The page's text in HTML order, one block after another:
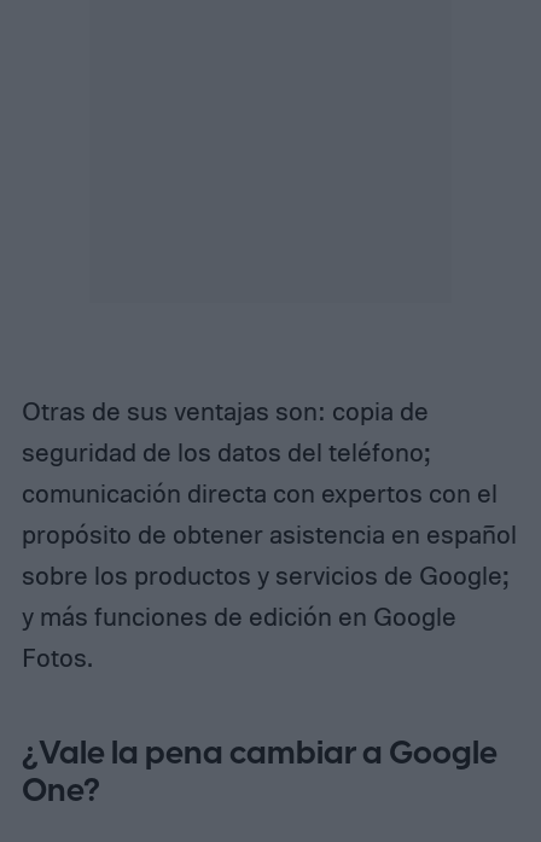
Otras de sus ventajas son: copia de
seguridad de los datos del teléfono;
comunicación directa con expertos con el
propósito de obtener asistencia en español
sobre los productos y servicios de Google;
y más funciones de edición en Google
Fotos.
¿Vale la pena cambiar a Google
One?